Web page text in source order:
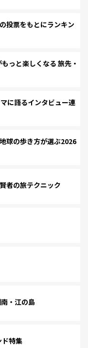
投票をもとにランキン
っと楽しくなる 旅先・
に語るインタビュー連
球の歩き方が選ぶ2026
者の旅テクニック
・江の島
ド特集